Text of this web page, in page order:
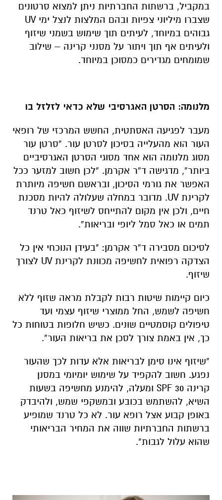
במקביל, ברשתות החברתיות ניתן למצוא סרטונים
שצברו מיליוני צפיות ובהם המלצות לנצל ימי UV
גבוהים במיוחד, לעיתים תוך שימוש בשמני שיזוף
ולעיתים אף תוך ויתור על מסנני קרינה – שילוב
שמומחים מגדירים כמסוכן במיוחד.
מלנומה: הסרטן האגרסיבי שלא כדאי לזלזל בו
מעבר לפגיעה האסתטית, החשש המרכזי של רופאי
העור הוא מהעלייה בסיכון לסרטן עור. “סרטן עור
מסוג מלנומה הוא אחד מסוגי הסרטן האגרסיביים
ביותר”, מדגישה ד”ר אקרמן. “לכן חשוב למזער ככל
האפשר את גורמי הסיכון, ובראשם חשיפה מיותרת
לקרינת UV. מדובר במחלה שעלולה להיות מסכנת
חיים, ולכן אין מקום להתייחס לשיזוף כאל טרנד
תמים או כאל סמל ליופי ובריאות”.
לסיכום מסבירה ד”ר אקרמן: "בעידן הנוכחי אין כל
הצדקה רפואית לחשיפה מכוונת לקרינת UV לצורך
שיזוף.
כיום קיימות שיטות רבות לקבלת מראה שזוף ללא
חשיפה לשמש, החל ממוצרי שיזוף עצמי ועד
טיפולים קוסמטיים שונים. כשיש חלופות בטוחות כל
כך, אין באמת צורך לסכן את בריאות העור”.
“שיזוף אינו סימן לבריאות אלא עדות לכך שהעור
נפגע. חשוב להקפיד על שימוש יומיומי במסנן
קרינה SPF 30 ומעלה, להימנע מחשיפה בשעות
השיא, להשתמש בכובע ובמשקפי שמש, ולהיבדק
באופן קבוע אצל רופא עור. לא כל טרנד שמופיע
ברשתות החברתיות שווה את המחיר הבריאותי
שהוא עלול לגבות”.